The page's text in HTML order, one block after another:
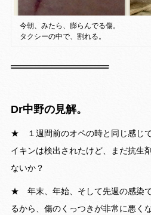
今朝、みたら、膨らんでる傷。
タクシーの中で、割れる。
Dr中野の見解。
★ １週間前のオペの時と同じ感じ
イキンは検出されたけど、まだ抗生
ないか？
★ 年末、年始、そして先週の感染
るから、傷のくっつきが非常に悪く